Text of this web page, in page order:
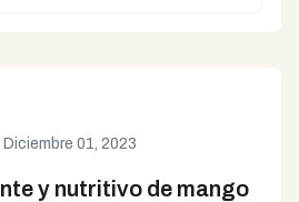
Diciembre 01, 2023
y nutritivo de mango